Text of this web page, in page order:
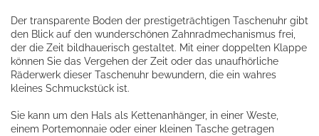
Der transparente Boden der prestigeträchtigen Taschenuhr gibt
den Blick auf den wunderschönen Zahnradmechanismus frei,
der die Zeit bildhauerisch gestaltet. Mit einer doppelten Klappe
können Sie das Vergehen der Zeit oder das unaufhörliche
Räderwerk dieser Taschenuhr bewundern, die ein wahres
kleines Schmuckstück ist.
Sie kann um den Hals als Kettenanhänger, in einer Weste,
einem Portemonnaie oder einer kleinen Tasche getragen